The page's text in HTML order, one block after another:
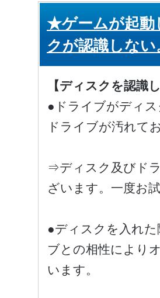
★ゲームが起動
クが認識しない
【ディスクを認識
●ドライブがディ
ドライブが汚れて
⇒ディスク及びド
ざいます。一度お
●ディスクを入れ
ブとの相性により
います。